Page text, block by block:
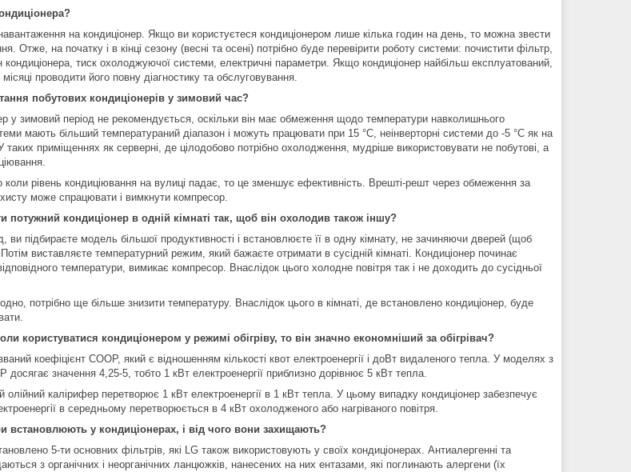
на кондиціонер. Якщо ви користуєтеся кондиціонером лише кілька годин на день, то можна звести
Отже, на початку і в кінці сезону (весні та осені) потрібно буде перевірити роботу системи: почистити фільтр,
кондиціонера, тиск охолоджуючої системи, електричні параметри. Якщо кондиціонер найбільш експлуатований,
проводити його повну діагностику та обслуговування.
побутових кондиціонерів у зимовий час?
у зимовий період не рекомендується, оскільки він має обмеження щодо температури навколишнього
мають більший температураний діапазон і можуть працювати при 15 °С, неінверторні системи до -5 °C як на
таких приміщеннях як серверні, де цілодобово потрібно охолодження, мудріше використовувати не побутові, а
коли рівень кондиціювання на вулиці падає, то це зменшує ефективність. Врешті-решт через обмеження за
може спрацювати і вимкнути компресор.
потужний кондиціонер в одній кімнаті так, щоб він охолодив також іншу?
підбираєте модель більшої продуктивності і встановлюєте її в одну кімнату, не зачиняючи дверей (щоб
виставляєте температурний режим, який бажаєте отримати в сусідній кімнаті. Кондиціонер починає
температури, вимикає компресор. Внаслідок цього холодне повітря так і не доходить до сусідньої
потрібно ще більше знизити температуру. Внаслідок цього в кімнаті, де встановлено кондиціонер, буде
користуватися кондиціонером у режимі обігріву, то він значно економніший за обігрівач?
коефіцієнт COOP, який є відношенням кількості квот електроенергії і доВт видаленого тепла. У моделях з
значення 4,25-5, тобто 1 кВт електроенергії приблизно дорівнює 5 кВт тепла.
олійний калірифер перетворює 1 кВт електроенергії в 1 кВт тепла. У цьому випадку кондиціонер забезпечує
в середньому перетворюється в 4 кВт охолодженого або нагріваного повітря.
встановлюють у кондиціонерах, і від чого вони захищають?
5-ти основних фільтрів, які LG також використовують у своїх кондиціонерах. Антиалергенні та
з органічних і неорганічних ланцюжків, нанесених на них ентазами, які поглинають алергени (їх